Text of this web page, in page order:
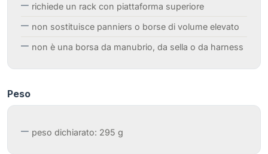
richiede un rack con piattaforma superiore
non sostituisce panniers o borse di volume elevato
non è una borsa da manubrio, da sella o da harness
Peso
peso dichiarato: 295 g